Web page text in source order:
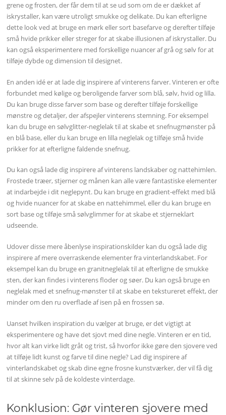
grene og frosten, der får dem til at se ud som om de er dækket af
iskrystaller, kan være utroligt smukke og delikate. Du kan efterligne
dette look ved at bruge en mørk eller sort basefarve og derefter tilføje
små hvide prikker eller streger for at skabe illusionen af iskrystaller. Du
kan også eksperimentere med forskellige nuancer af grå og sølv for at
tilføje dybde og dimension til designet.
En anden idé er at lade dig inspirere af vinterens farver. Vinteren er ofte
forbundet med kølige og beroligende farver som blå, sølv, hvid og lilla.
Du kan bruge disse farver som base og derefter tilføje forskellige
mønstre og detaljer, der afspejler vinterens stemning. For eksempel
kan du bruge en sølvglitter-neglelak til at skabe et snefnugmønster på
en blå base, eller du kan bruge en lilla neglelak og tilføje små hvide
prikker for at efterligne faldende snefnug.
Du kan også lade dig inspirere af vinterens landskaber og nattehimlen.
Frostede træer, stjerner og månen kan alle være fantastiske elementer
at indarbejde i dit neglepynt. Du kan bruge en gradient-effekt med blå
og hvide nuancer for at skabe en nattehimmel, eller du kan bruge en
sort base og tilføje små sølvglimmer for at skabe et stjerneklart
udseende.
Udover disse mere åbenlyse inspirationskilder kan du også lade dig
inspirere af mere overraskende elementer fra vinterlandskabet. For
eksempel kan du bruge en granitneglelak til at efterligne de smukke
sten, der kan findes i vinterens floder og søer. Du kan også bruge en
neglelak med et snefnug-mønster til at skabe en tekstureret effekt, der
minder om den ru overflade af isen på en frossen sø.
Uanset hvilken inspiration du vælger at bruge, er det vigtigt at
eksperimentere og have det sjovt med dine negle. Vinteren er en tid,
hvor alt kan virke lidt gråt og trist, så hvorfor ikke gøre den sjovere ved
at tilføje lidt kunst og farve til dine negle? Lad dig inspirere af
vinterlandskabet og skab dine egne frosne kunstværker, der vil få dig
til at skinne selv på de koldeste vinterdage.
Konklusion: Gør vinteren sjovere med